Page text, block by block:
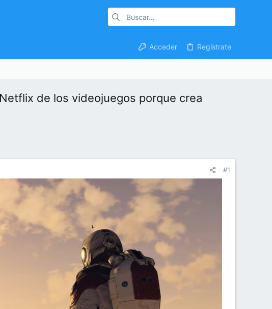
Acceder Regístrate
de los videojuegos porque crea
#1